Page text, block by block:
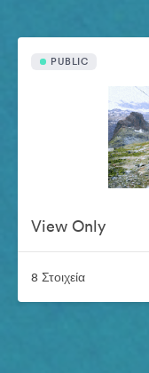
PUBLIC
View Only
8 Στοιχεία